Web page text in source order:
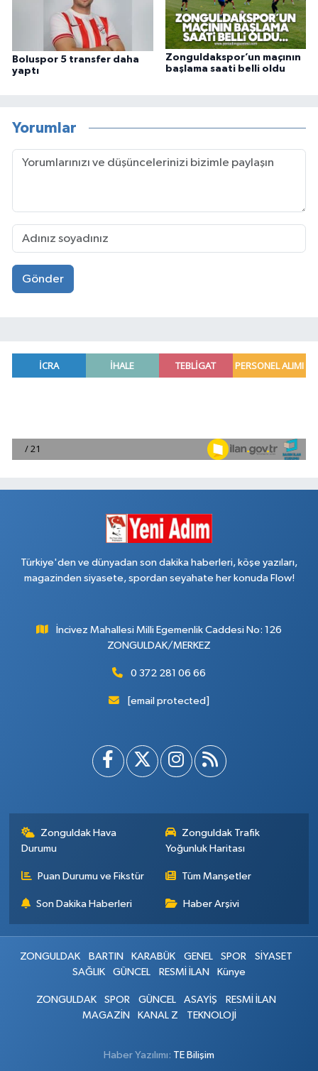
Boluspor 5 transfer daha
yaptı
Zonguldakspor’un maçının
başlama saati belli oldu
Yorumlar
Gönder
Türkiye'den ve dünyadan son dakika haberleri, köşe yazıları,
magazinden siyasete, spordan seyahate her konuda Flow!
İncivez Mahallesi Milli Egemenlik Caddesi No: 126
ZONGULDAK/MERKEZ
0 372 281 06 66
[email protected]
Zonguldak Hava
Durumu
Zonguldak Trafik
Yoğunluk Haritası
Puan Durumu ve Fikstür Tüm Manşetler
Son Dakika Haberleri Haber Arşivi
ZONGULDAK BARTIN KARABÜK GENEL SPOR
SİYASET
SAĞLIK
GÜNCEL RESMİ İLAN Künye
ZONGULDAK SPOR GÜNCEL ASAYİŞ
RESMİ İLAN
MAGAZİN
KANAL Z TEKNOLOJİ
Haber Yazılımı: TE Bilişim